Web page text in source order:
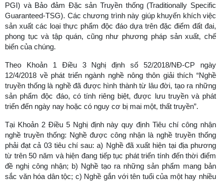
PGI) và Bảo đảm Đặc sản Truyền thống (Traditionally Specific
Guaranteed-TSG). Các chương trình này giúp khuyến khích việc
sản xuất các loại thực phẩm độc đáo dựa trên đặc điểm đất đai,
phong tục và tập quán, cũng như phương pháp sản xuất, chế
biến của chúng.
Theo Khoản 1 Điều 3 Nghị định số 52/2018/NĐ-CP ngày
12/4/2018 về phát triển ngành nghề nông thôn giải thích “Nghề
truyền thống là nghề đã được hình thành từ lâu đời, tạo ra những
sản phẩm độc đáo, có tính riêng biệt, được lưu truyền và phát
triển đến ngày nay hoặc có nguy cơ bị mai một, thất truyền”.
Tại Khoản 2 Điều 5 Nghị định này quy định Tiêu chí công nhận
nghề truyền thống: Nghề được công nhận là nghề truyền thống
phải đạt cả 03 tiêu chí sau: a) Nghề đã xuất hiện tại địa phương
từ trên 50 năm và hiện đang tiếp tục phát triển tính đến thời điểm
đề nghị công nhận; b) Nghề tạo ra những sản phẩm mang bản
sắc văn hóa dân tộc; c) Nghề gắn với tên tuổi của một hay nhiều